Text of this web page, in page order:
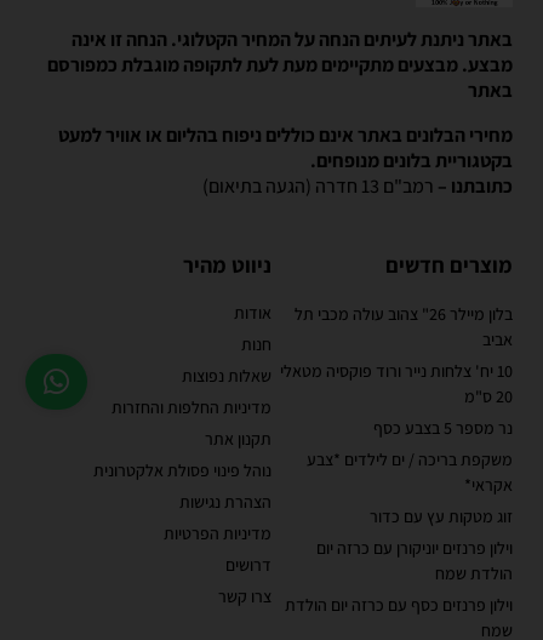
באתר ניתנת לעיתים הנחה על המחיר הקטלוגי. הנחה זו אינה
מבצע. מבצעים מתקיימים מעת לעת לתקופה מוגבלת כמפורסם
באתר
מחירי הבלונים באתר אינם כוללים ניפוח בהליום או אוויר למעט
בקטגוריית בלונים מנופחים.
כתובתנו – רמב"ם 13 חדרה (הגעה בתיאום)
מוצרים חדשים
בלון מיילר 26" צהוב עולה מכבי תל
אביב
10 יח' צלחות נייר ורוד פוקסיה מטאלי
20 ס"מ
נר מספר 5 בצבע כסף
משקפת בריכה / ים לילדים *צבע
אקראי*
זוג מטקות עץ עם כדור
וילון פרנזים יוניקורן עם כרזה יום
הולדת שמח
וילון פרנזים כסף עם כרזה יום הולדת
שמח
ניווט מהיר
אודות
חנות
שאלות נפוצות
מדיניות החלפות והחזרות
תקנון אתר
נוהל פינוי פסולת אלקטרונית
הצהרת נגישות
מדיניות הפרטיות
דרושים
צרו קשר